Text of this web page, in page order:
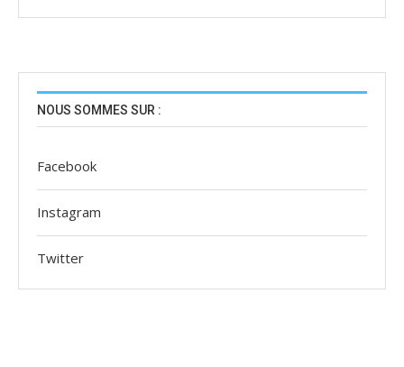
NOUS SOMMES SUR :
Facebook
Instagram
Twitter